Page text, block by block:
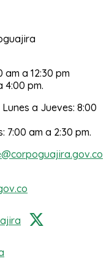
a 12:30 pm
4:00 pm.
a Jueves: 8:00
7:00 am a 2:30 pm.